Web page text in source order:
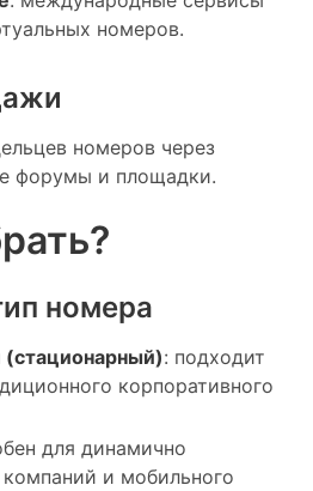
номеров.
номеров через
форумы и площадки.
номера
: подходит
корпоративного
для динамично
и мобильного